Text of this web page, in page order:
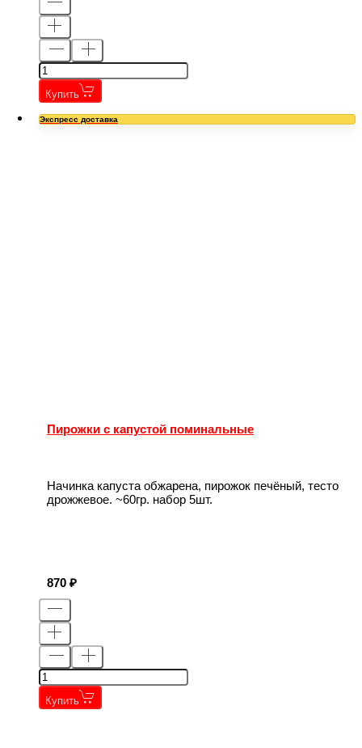
Купить
Экспресс доставка
Пирожки с капустой поминальные
Начинка капуста обжарена, пирожок печёный, тесто
дрожжевое. ~60гр. набор 5шт.
870
Купить